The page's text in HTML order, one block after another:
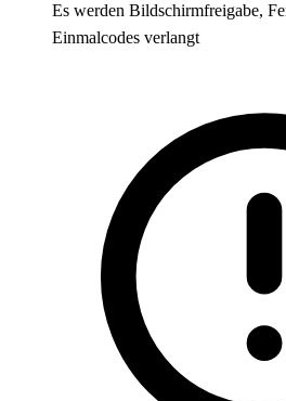
Es werden Bildschirmfreigabe,
Einmalcodes verlangt